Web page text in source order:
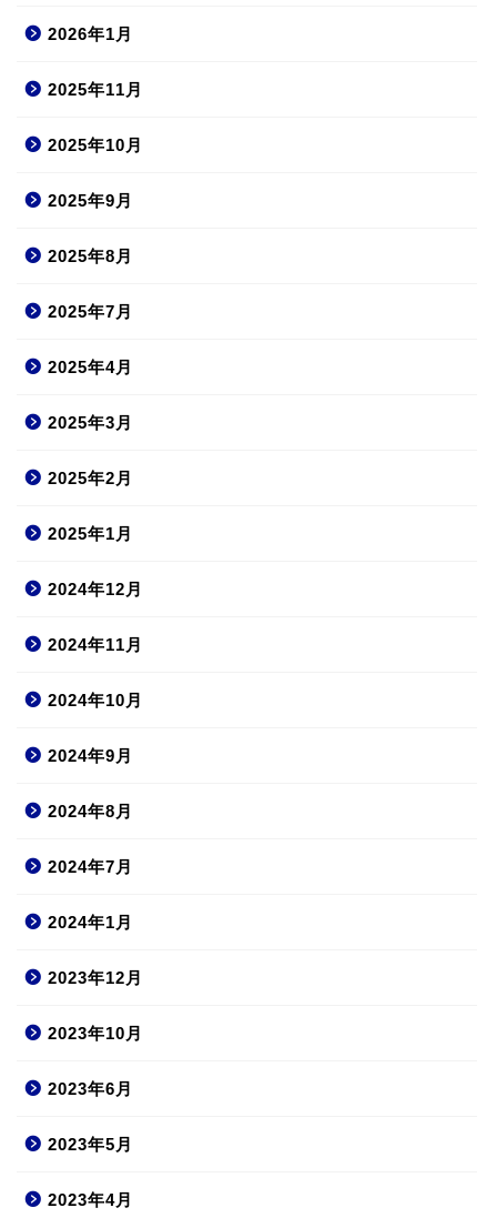
2026年1月
2025年11月
2025年10月
2025年9月
2025年8月
2025年7月
2025年4月
2025年3月
2025年2月
2025年1月
2024年12月
2024年11月
2024年10月
2024年9月
2024年8月
2024年7月
2024年1月
2023年12月
2023年10月
2023年6月
2023年5月
2023年4月